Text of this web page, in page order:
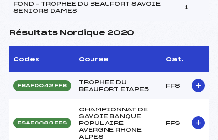
FOND – TROPHEE DU BEAUFORT SAVOIE
SENIORS DAMES
1
Résultats Nordique 2020
Codex Course Cat.
FSAF0042.FFS
TROPHEE DU
BEAUFORT ETAPE5
FFS
FSAF0083.FFS
CHAMPIONNAT DE
SAVOIE BANQUE
POPULAIRE
AVERGNE RHONE
ALPES
FFS